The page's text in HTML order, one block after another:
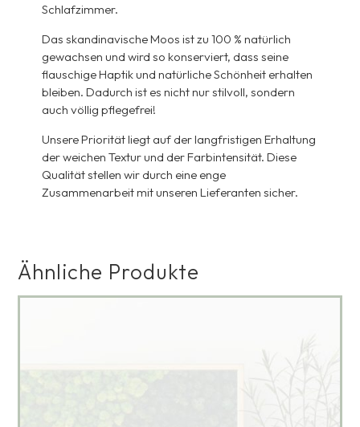
Schlafzimmer.
Das skandinavische Moos ist zu 100 % natürlich
gewachsen und wird so konserviert, dass seine
flauschige Haptik und natürliche Schönheit erhalten
bleiben. Dadurch ist es nicht nur stilvoll, sondern
auch völlig pflegefrei!
Unsere Priorität liegt auf der langfristigen Erhaltung
der weichen Textur und der Farbintensität. Diese
Qualität stellen wir durch eine enge
Zusammenarbeit mit unseren Lieferanten sicher.
Ähnliche Produkte